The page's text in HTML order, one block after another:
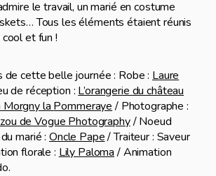
le travail, un marié en costume
Tous les éléments étaient réunis
et fun !
de cette belle journée : Robe : Laure
de réception : L’orangerie du château
la Pommeraye/ Photographe :
de Vogue Photography/ Noeud
marié : Oncle Pape/ Traiteur : Saveur
florale : Lily Paloma/ Animation